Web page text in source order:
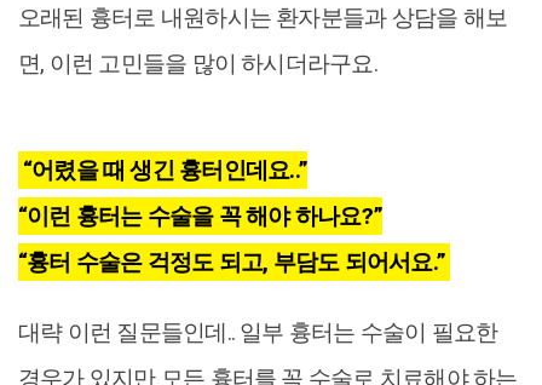
오래된 흉터로 내원하시는 환자분들과 상담을 해보
면, 이런 고민들을 많이 하시더라구요.
“어렸을 때 생긴 흉터인데요..”
“이런 흉터는 수술을 꼭 해야 하나요?”
“흉터 수술은 걱정도 되고, 부담도 되어서요.”
대략 이런 질문들인데.. 일부 흉터는 수술이 필요한
경우가 있지만 모든 흉터를 꼭 수술로 치료해야 하는